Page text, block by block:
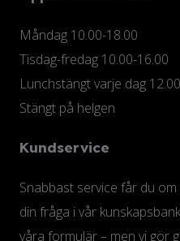
Måndag 10.00-18.00
Tisdag-fredag 10.00-16.00
Lunchstängt varje dag
Stängt på helgen
Kundservice
Snabbast service får du
din fråga i vår
våra formulär – men vi gör